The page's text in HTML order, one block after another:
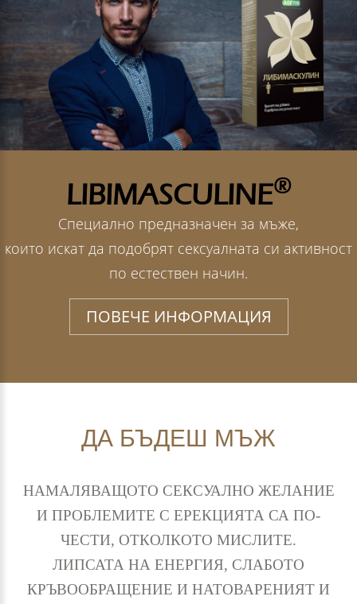
LIBIMASCULINE®
Специално предназначен за мъже,
които искат да подобрят сексуалната си активност
по естествен начин.
ПОВЕЧЕ ИНФОРМАЦИЯ
ДА БЪДЕШ МЪЖ
НАМАЛЯВАЩОТО СЕКСУАЛНО ЖЕЛАНИЕ
И ПРОБЛЕМИТЕ С ЕРЕКЦИЯТА СА ПО-
ЧЕСТИ, ОТКОЛКОТО МИСЛИТЕ.
ЛИПСАТА НА ЕНЕРГИЯ, СЛАБОТО
КРЪВООБРАЩЕНИЕ И НАТОВАРЕНИЯТ И